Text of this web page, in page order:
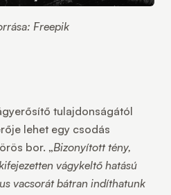
Freepik
tulajdonságától
lehet egy csodás
bor. „Bizonyított tény,
vágykeltő hatású
vacsorát bátran indíthatunk